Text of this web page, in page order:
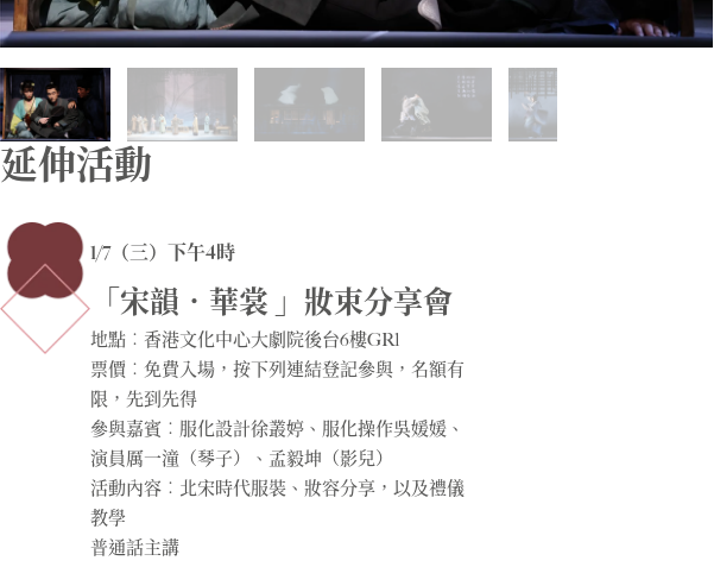
延伸活動
1/7（三）下午4時
「宋韻．華裳 」妝束分享會
地點︰香港文化中心大劇院後台6樓GR1
票價︰免費入場，按下列連結登記參與，名額有
限，先到先得
參與嘉賓︰服化設計徐叢婷、服化操作吳媛媛、
演員厲一潼（琴子）、孟毅坤（影兒）
活動內容︰北宋時代服裝、妝容分享，以及禮儀
教學
普通話主講